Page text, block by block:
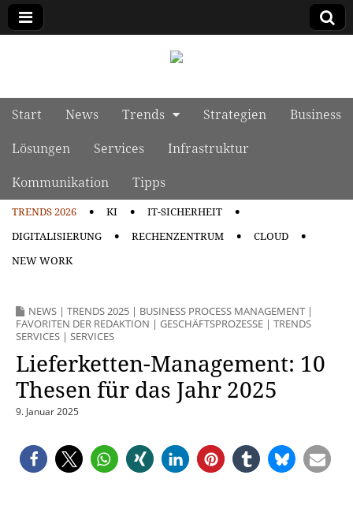
Main menu
Skip to content
Start News Trends Strategien
Business
Lösungen
Services
Infrastruktur
Kommunikation
Tipps
TRENDS 2026 KI
IT-SICHERHEIT
DIGITALISIERUNG
RECHENZENTRUM
CLOUD
NEW WORK
NEWS | TRENDS 2025 | BUSINESS PROCESS MANAGEMENT |
FAVORITEN DER REDAKTION | GESCHÄFTSPROZESSE | TRENDS
SERVICES | SERVICES
Lieferketten-Management: 10
Thesen für das Jahr 2025
9. Januar 2025